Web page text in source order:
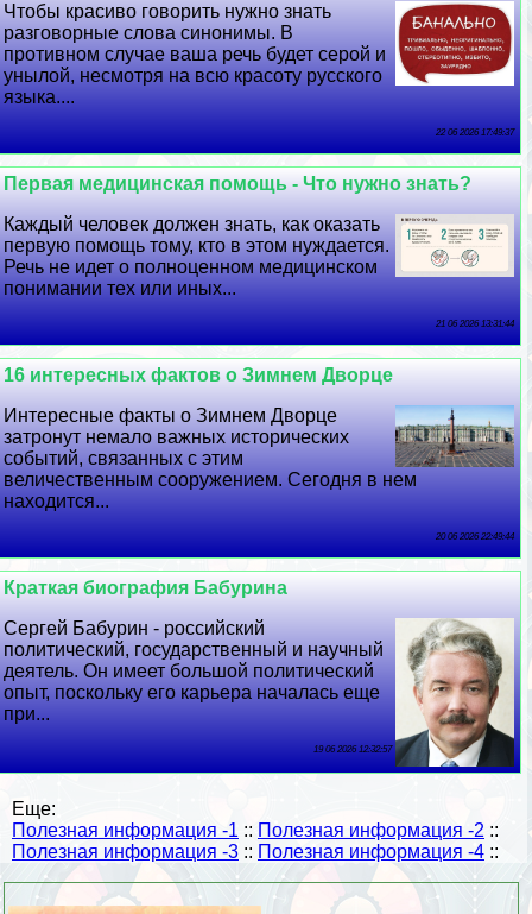
Чтобы красиво говорить нужно знать
разговорные слова синонимы. В
противном случае ваша речь будет серой и
унылой, несмотря на всю красоту русского
языка....
22 06 2026 17:49:37
Первая медицинская помощь - Что нужно знать?
Каждый человек должен знать, как оказать
первую помощь тому, кто в этом нуждается.
Речь не идет о полноценном медицинском
понимании тех или иных...
21 06 2026 13:31:44
16 интересных фактов о Зимнем Дворце
Интересные факты о Зимнем Дворце
затронут немало важных исторических
событий, связанных с этим
величественным сооружением. Сегодня в нем
находится...
20 06 2026 22:49:44
Краткая биография Бабурина
Сергeй Бабурин - российский
политический, государственный и научный
деятель. Он имеет большой политический
опыт, поскольку его карьера началась еще
при...
19 06 2026 12:32:57
Еще:
Полезная информация -1 :: Полезная информация -2 ::
Полезная информация -3 :: Полезная информация -4 ::